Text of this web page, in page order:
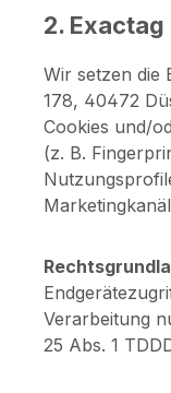
2. Exactag
Wir setzen die
178, 40472
Cookies und/
(z. B.
Verarbeitung
25 Abs. 1